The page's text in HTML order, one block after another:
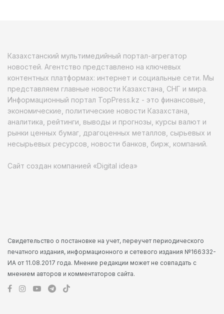
Казахстанский мультимедийный портал-агрегатор
новостей. Агентство представлено на ключевых
контентных платформах: интернет и социальные сети. Мы
представляем главные новости Казахстана, СНГ и мира.
Информационный портал TopPress.kz - это финансовые,
экономические, политические новости Казахстана,
аналитика, рейтинги, выводы и прогнозы, курсы валют и
рынки ценных бумаг, драгоценных металлов, сырьевых и
несырьевых ресурсов, новости банков, бирж, компаний.
Сайт создан компанией «Digital idea»
Свидетельство о постановке на учет, переучет периодического
печатного издания, информационного и сетевого издания №166332-
ИА от 11.08.2017 года. Мнение редакции может не совпадать с
мнением авторов и комментаторов сайта.